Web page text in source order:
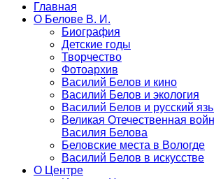
Главная
О Белове В. И.
Биография
Детские годы
Творчество
Фотоархив
Василий Белов и кино
Василий Белов и экология
Василий Белов и русский
Великая Отечественная
Василия Белова
Беловские места в Вологде
Василий Белов в искусстве
О Центре